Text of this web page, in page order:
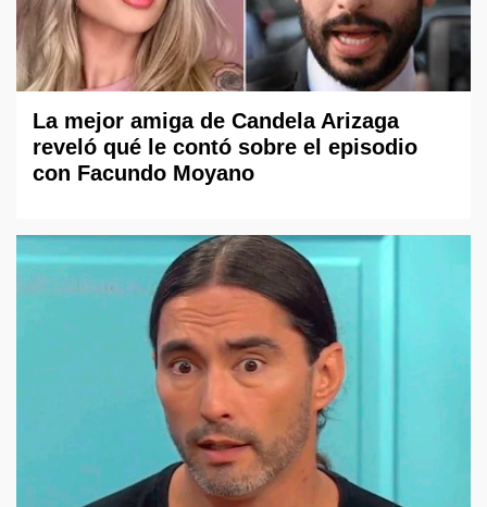
La mejor amiga de Candela Arizaga
reveló qué le contó sobre el episodio
con Facundo Moyano